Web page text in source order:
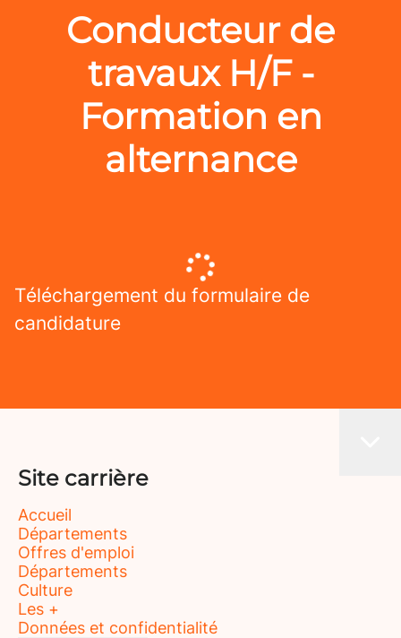
Conducteur de
travaux H/F -
Formation en
alternance
Téléchargement du formulaire de
candidature
Site carrière
Accueil
Départements
Offres d'emploi
Départements
Culture
Les +
Données et confidentialité